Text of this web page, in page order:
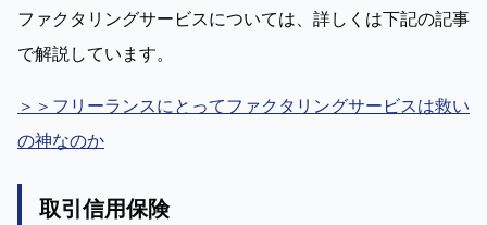
ファクタリングサービスについては、詳しくは下記の記事
で解説しています。
＞＞フリーランスにとってファクタリングサービスは救い
の神なのか
取引信用保険